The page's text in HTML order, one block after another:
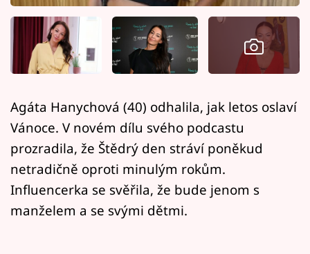
Pořady
Mámy sobě
Sledujte nás
Agáta Hanychová (40) odhalila, jak letos oslaví
Vánoce. V novém dílu svého podcastu
prozradila, že Štědrý den stráví poněkud
netradičně oproti minulým rokům.
Influencerka se svěřila, že bude jenom s
manželem a se svými dětmi.